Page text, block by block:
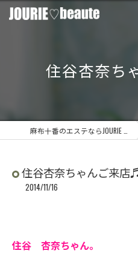
住谷杏奈ち
住谷杏奈ちゃんご来店
2014/11/16
住谷 杏奈ちゃん。